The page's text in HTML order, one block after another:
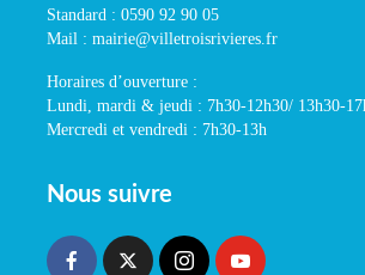
Standard : 0590 92 90 05
Mail : mairie@villetroisrivieres.fr
Horaires d’ouverture :
Lundi, mardi & jeudi : 7h30-12h30/ 13h30-
Mercredi et vendredi : 7h30-13h
Nous suivre